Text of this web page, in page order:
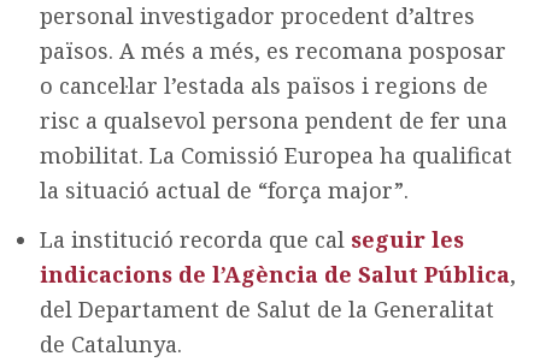
personal investigador procedent d’altres
països. A més a més, es recomana posposar
o cancel·lar l’estada als països i regions de
risc a qualsevol persona pendent de fer una
mobilitat. La Comissió Europea ha qualificat
la situació actual de “força major”.
La institució recorda que cal seguir les
indicacions de l’Agència de Salut Pública,
del Departament de Salut de la Generalitat
de Catalunya.